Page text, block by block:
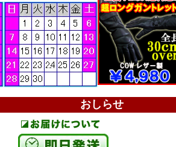
おしらせ